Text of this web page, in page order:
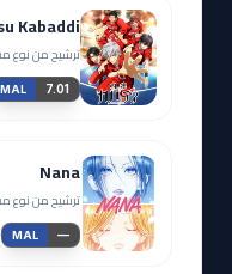
Kabaddi
ترشيح من نوع
MAL 7.01
Nana
ترشيح من نوع
MAL —